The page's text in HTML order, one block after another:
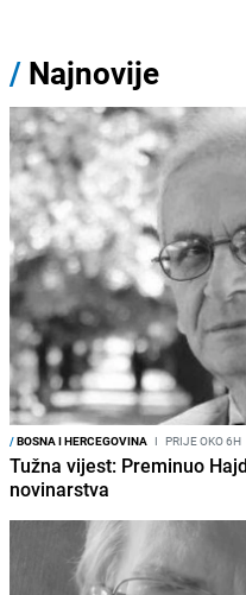
/ Najnovije
/BOSNA I HERCEGOVINA I PRIJE OKO 6H
Tužna vijest: Preminuo
novinarstva